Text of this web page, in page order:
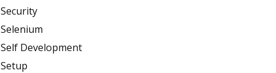
Security
Selenium
Self Development
Setup